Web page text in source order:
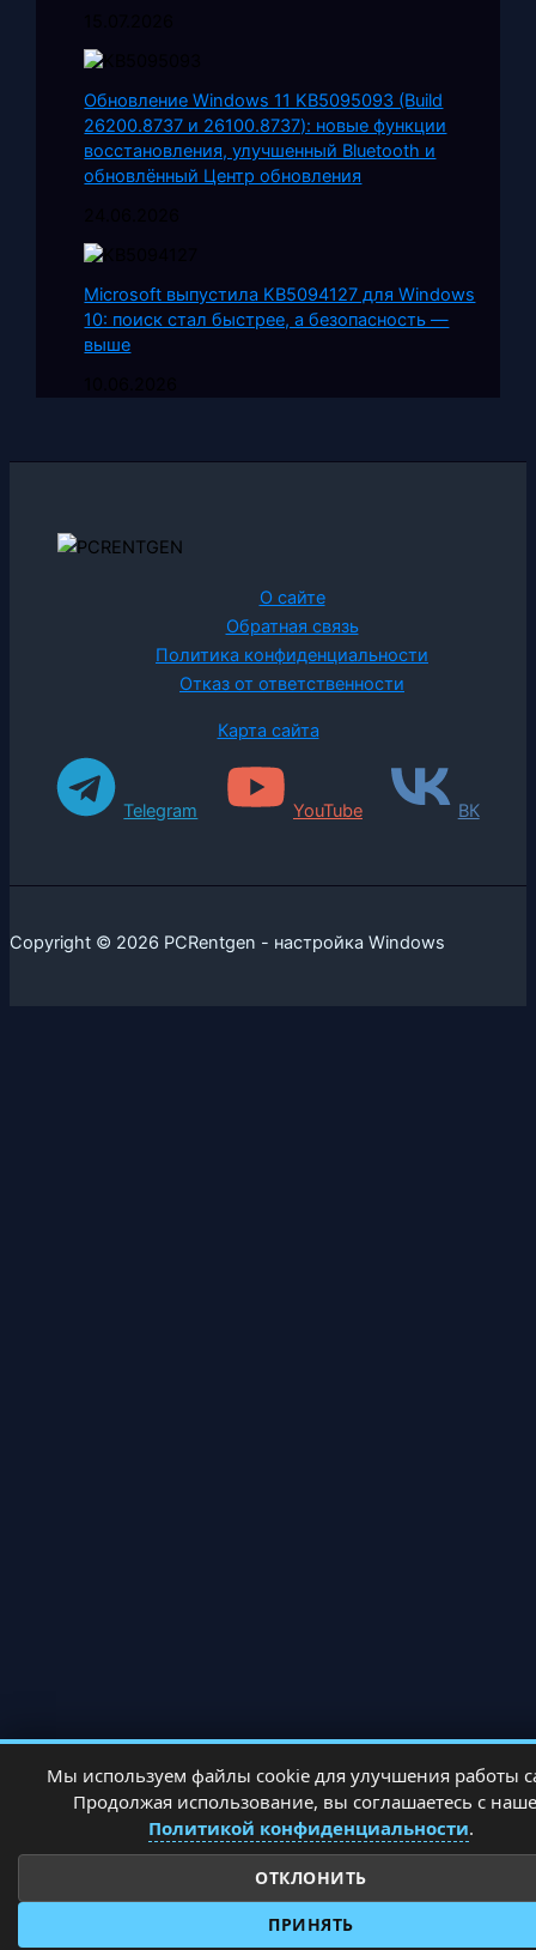
Обновление Windows 11 KB5095093 (Build
26200.8737 и 26100.8737): новые функции
восстановления, улучшенный Bluetooth и
обновлённый Центр обновления
Microsoft выпустила KB5094127 для Windows
10: поиск стал быстрее, а безопасность —
выше
О сайте
Обратная связь
Политика конфиденциальности
Отказ от ответственности
Карта сайта
Telegram YouTube ВК
Copyright © 2026 PCRentgen - настройка Windows
Мы используем файлы cookie для улучшения работы
Продолжая использование, вы соглашаетесь с
Политикой конфиденциальности.
ОТКЛОНИТЬ
ПРИНЯТЬ